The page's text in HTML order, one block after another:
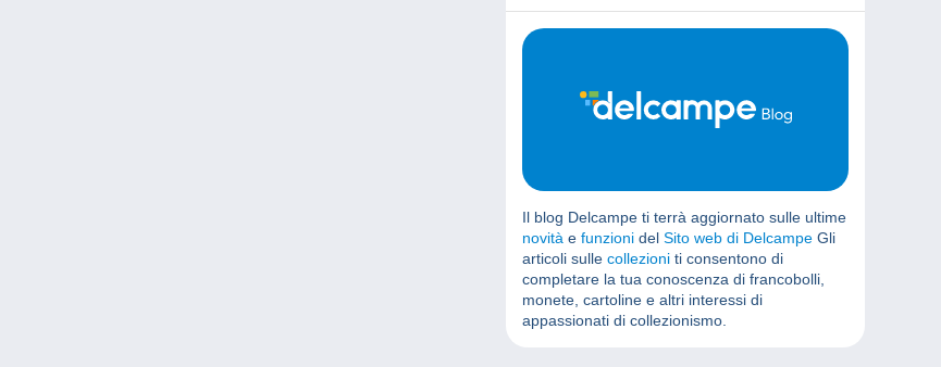
Il blog Delcampe ti terrà aggiornato sulle ultime
novità e funzioni del Sito web di Delcampe Gli
articoli sulle collezioni ti consentono di
completare la tua conoscenza di francobolli,
monete, cartoline e altri interessi di
appassionati di collezionismo.